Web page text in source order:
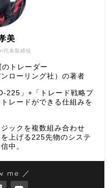
代表取締役
美
トレーダー
ローリング社）の著者
225」+「トレード戦略プ
レードができる仕組みを
ックを複数組み合わせ
上げる225先物のシステ
中。
me ／